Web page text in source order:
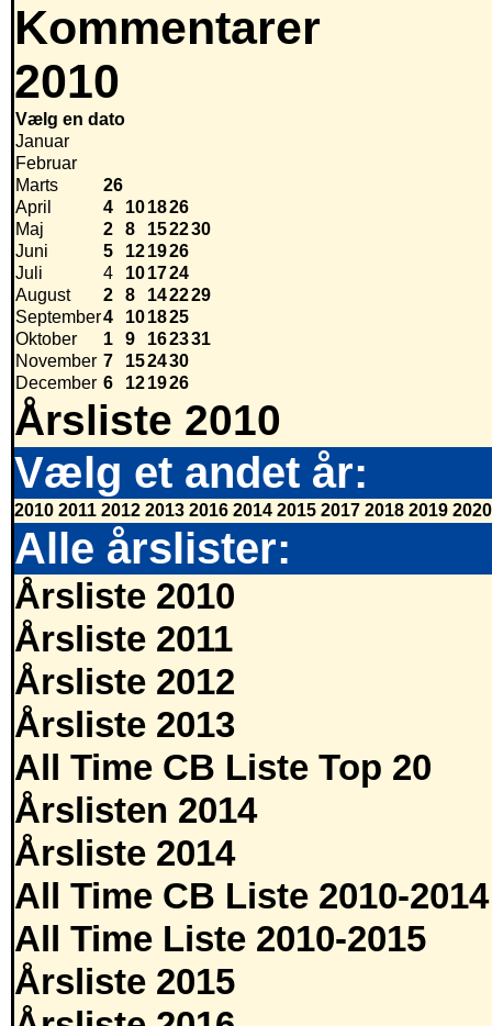
Kommentarer
2010
Vælg en dato
Januar
Februar
Marts
26
April
4 101826
Maj
2 8 152230
Juni
5 121926
Juli
4 101724
August
2 8 142229
September4 101825
Oktober
1 9 162331
November 7 152430
December 6 121926
Årsliste 2010
Vælg et andet år:
2010 2011 2012 2013 2016 2014 2015 2017 2018 2019 2020
Alle årslister:
Årsliste 2010
Årsliste 2011
Årsliste 2012
Årsliste 2013
All Time CB Liste Top 20
Årslisten 2014
Årsliste 2014
All Time CB Liste 2010-2014
All Time Liste 2010-2015
Årsliste 2015